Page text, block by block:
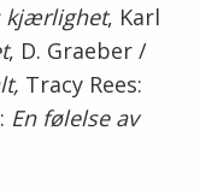
kjærlighet, Karl
, D. Graeber /
Tracy Rees:
En følelse av